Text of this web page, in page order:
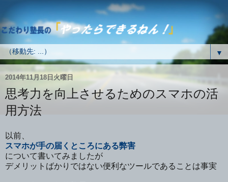
▼
2014年11月18日火曜日
思考力を向上させるためのスマホの活
用方法
以前、
スマホが手の届くところにある弊害
について書いてみましたが
デメリットばかりではない便利なツールであることは事実